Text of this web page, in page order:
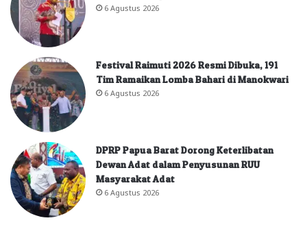
6 Agustus 2026
Festival Raimuti 2026 Resmi Dibuka, 191
Tim Ramaikan Lomba Bahari di Manokwari
6 Agustus 2026
DPRP Papua Barat Dorong Keterlibatan
Dewan Adat dalam Penyusunan RUU
Masyarakat Adat
6 Agustus 2026